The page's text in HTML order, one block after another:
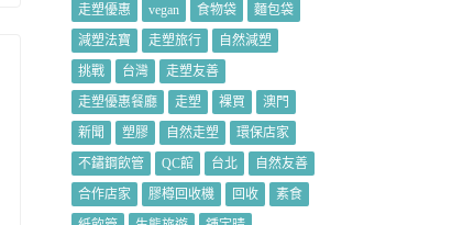
走塑優惠 vegan 食物袋
麵包袋
減塑法寶
走塑旅行
自然減塑
挑戰
台灣
走塑友善
走塑優惠餐廳
走塑 裸買
澳門
新聞
塑膠 自然走塑
環保店家
不鏽鋼飲管
QC館 台北
自然友善
合作店家
膠樽回收機 回收
素食